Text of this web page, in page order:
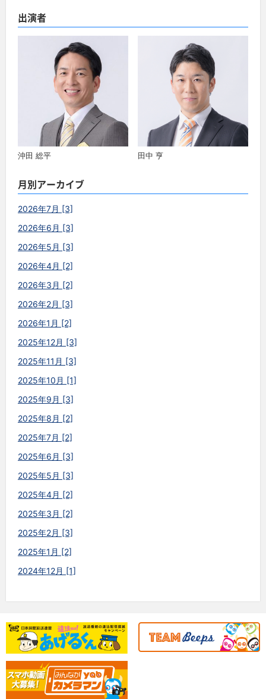
出演者
沖田 総平 田中 亨
月別アーカイブ
2026年7月 [3]
2026年6月 [3]
2026年5月 [3]
2026年4月 [2]
2026年3月 [2]
2026年2月 [3]
2026年1月 [2]
2025年12月 [3]
2025年11月 [3]
2025年10月 [1]
2025年9月 [3]
2025年8月 [2]
2025年7月 [2]
2025年6月 [3]
2025年5月 [3]
2025年4月 [2]
2025年3月 [2]
2025年2月 [3]
2025年1月 [2]
2024年12月 [1]